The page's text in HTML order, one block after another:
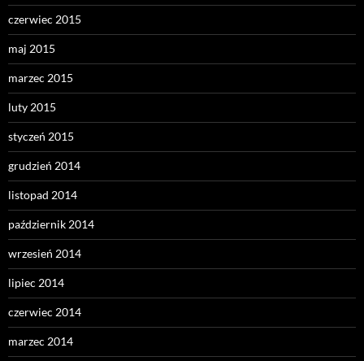
czerwiec 2015
maj 2015
marzec 2015
luty 2015
styczeń 2015
grudzień 2014
listopad 2014
październik 2014
wrzesień 2014
lipiec 2014
czerwiec 2014
marzec 2014